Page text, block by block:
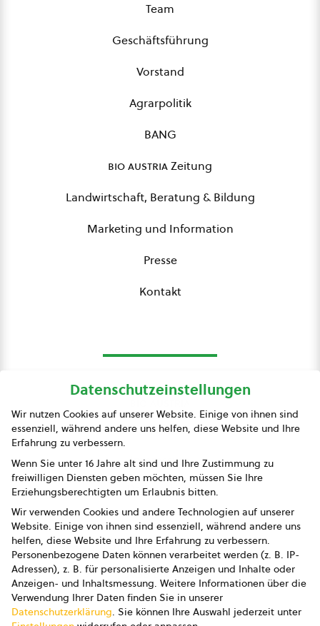
Team
Geschäftsführung
Vorstand
Agrarpolitik
BANG
bio austriaZeitung
Landwirtschaft, Beratung & Bildung
Marketing und Information
Presse
Kontakt
Presse
Impressum
Datenschutz
AGB
AGB Marketing GmbH
AGB Bildung
Newsletter
Datenschutzeinstellungen
Wir nutzen Cookies auf unserer Website. Einige von ihnen sind
essenziell, während andere uns helfen, diese Website und Ihre
Erfahrung zu verbessern.
Wenn Sie unter 16 Jahre alt sind und Ihre Zustimmung zu
freiwilligen Diensten geben möchten, müssen Sie Ihre
Erziehungsberechtigten um Erlaubnis bitten.
Wir verwenden Cookies und andere Technologien auf unserer
Website. Einige von ihnen sind essenziell, während andere uns
helfen, diese Website und Ihre Erfahrung zu verbessern.
Personenbezogene Daten können verarbeitet werden (z. B. IP-
Adressen), z. B. für personalisierte Anzeigen und Inhalte oder
Anzeigen- und Inhaltsmessung. Weitere Informationen über die
Verwendung Ihrer Daten finden Sie in unserer
Datenschutzerklärung. Sie können Ihre Auswahl jederzeit unter